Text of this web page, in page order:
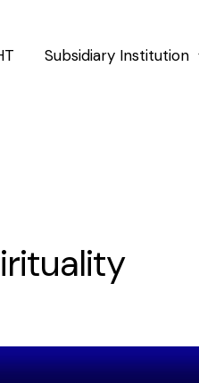
Subsidiary Institution